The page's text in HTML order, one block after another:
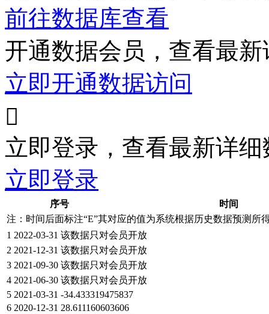
前往数据库查看
开通数据会员，查看最
立即开通数据访问

立即登录，查看最新详细
立即登录
序号
时间
注：时间后面标注“E”其对应的值为系统根据历史数据预测所
1 2022-03-31 该数据只对会员开放
2 2021-12-31 该数据只对会员开放
3 2021-09-30 该数据只对会员开放
4 2021-06-30 该数据只对会员开放
5 2021-03-31 -34.433319475837
6 2020-12-31 28.611160603606